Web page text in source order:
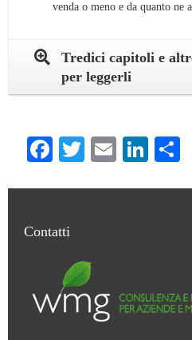
venda o meno e da quanto ne
Tredici capitoli e
per leggerli
Facebook
Twitter
Email
Contatti